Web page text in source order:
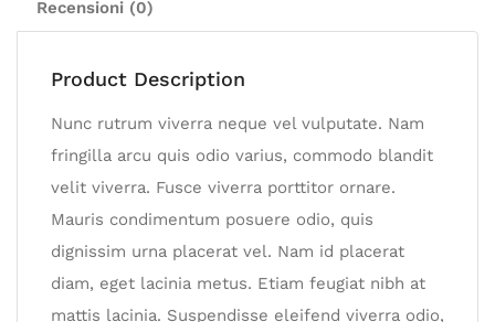
Recensioni (0)
Product Description
Nunc rutrum viverra neque vel vulputate. Nam
fringilla arcu quis odio varius, commodo blandit
velit viverra. Fusce viverra porttitor ornare.
Mauris condimentum posuere odio, quis
dignissim urna placerat vel. Nam id placerat
diam, eget lacinia metus. Etiam feugiat nibh at
mattis lacinia. Suspendisse eleifend viverra odio,